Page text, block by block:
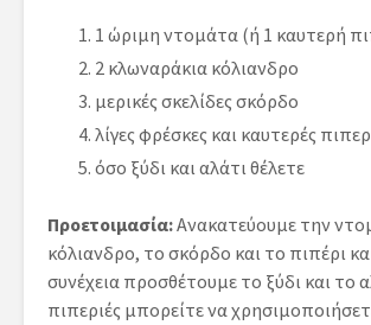
1 ώριμη ντομάτα (ή 1 καυτερή
2 κλωναράκια κόλιανδρο
μερικές σκελίδες σκόρδο
λίγες φρέσκες και καυτερές
όσο ξύδι και αλάτι θέλετε
Προετοιμασία:Ανακατεύουμε την
κόλιανδρο, το σκόρδο και το πιπέρι
συνέχεια προσθέτουμε το ξύδι και το
πιπεριές μπορείτε να